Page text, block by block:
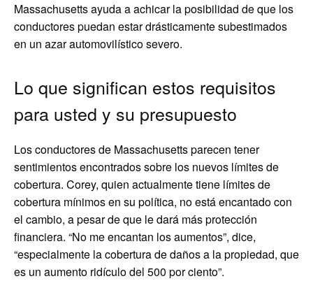
Massachusetts ayuda a achicar la posibilidad de que los
conductores puedan estar drásticamente subestimados
en un azar automovilístico severo.
Lo que significan estos requisitos
para usted y su presupuesto
Los conductores de Massachusetts parecen tener
sentimientos encontrados sobre los nuevos límites de
cobertura. Corey, quien actualmente tiene límites de
cobertura mínimos en su política, no está encantado con
el cambio, a pesar de que le dará más protección
financiera. “No me encantan los aumentos”, dice,
“especialmente la cobertura de daños a la propiedad, que
es un aumento ridículo del 500 por ciento”.